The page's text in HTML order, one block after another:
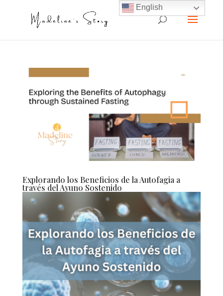
Explorando los Beneficios de la Autofagia a
través del Ayuno Sostenido
English